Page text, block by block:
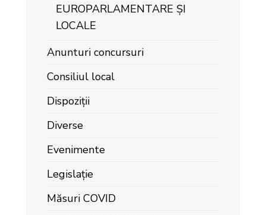
EUROPARLAMENTARE ȘI
LOCALE
Anunturi concursuri
Consiliul local
Dispoziții
Diverse
Evenimente
Legislație
Măsuri COVID